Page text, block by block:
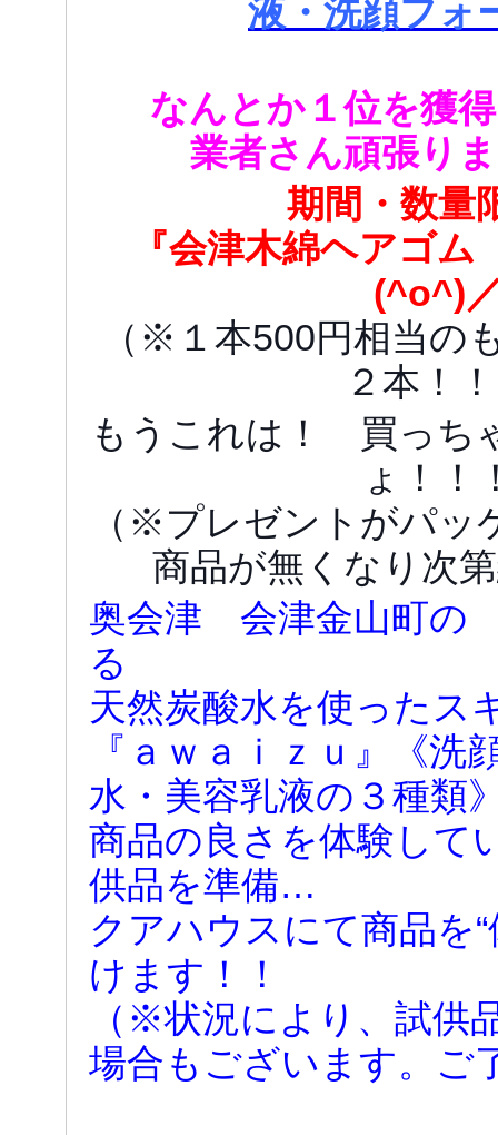
液・洗顔フォ
なんとか１位を獲
業者さん頑張り
期間・数量
『会津木綿ヘアゴ
(^o^)
（※１本500円相当
２本！
もうこれは！ 買っち
ょ！！
（※プレゼントがパッ
商品が無くなり次
奥会津 会津金山町の
る
天然炭酸水を使ったス
『ａｗａｉｚｕ』《洗
水・美容乳液の３種類
商品の良さを体験して
供品を準備…
クアハウスにて商品を
けます！！
（※状況により、試供
場合もございます。ご